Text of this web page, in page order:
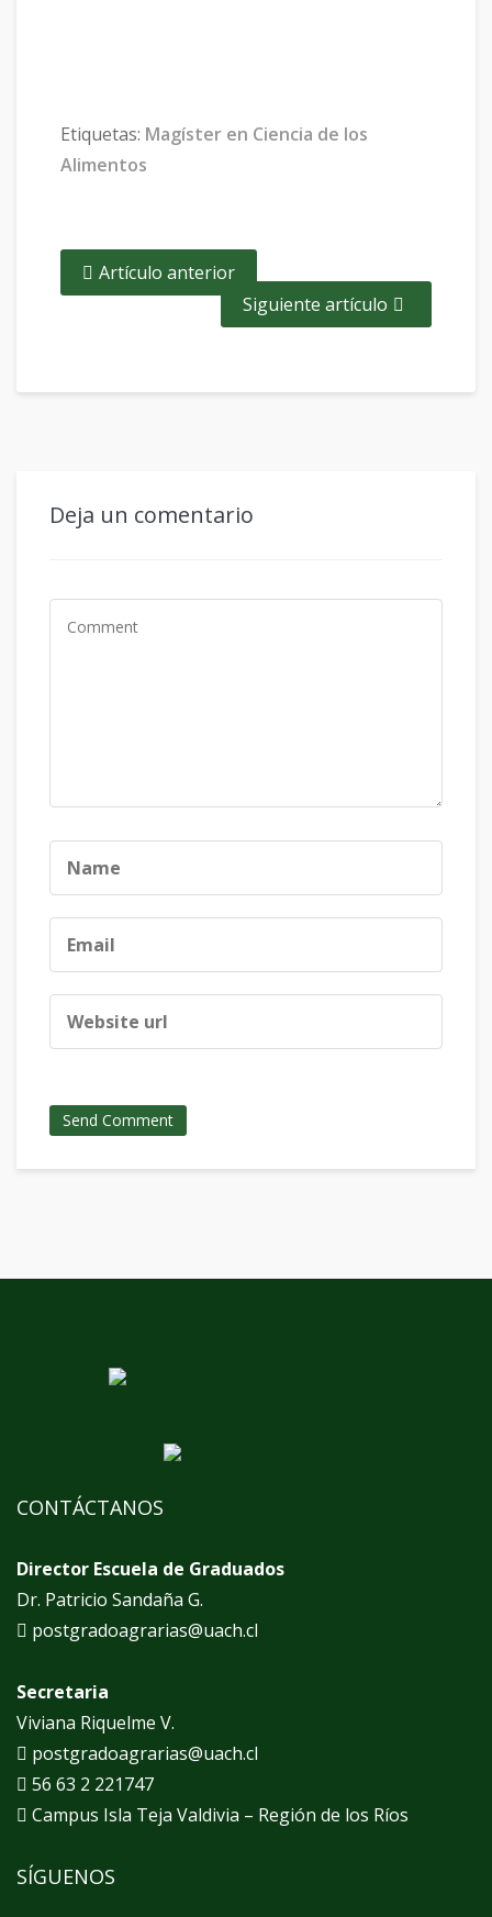
Etiquetas: Magíster en Ciencia de los
Alimentos
Artículo anterior
Siguiente artículo
Deja un comentario
CONTÁCTANOS
Director Escuela de Graduados
Dr. Patricio Sandaña G.
postgradoagrarias@uach.cl
Secretaria
Viviana Riquelme V.
postgradoagrarias@uach.cl
56 63 2 221747
Campus Isla Teja Valdivia – Región de los Ríos
SÍGUENOS